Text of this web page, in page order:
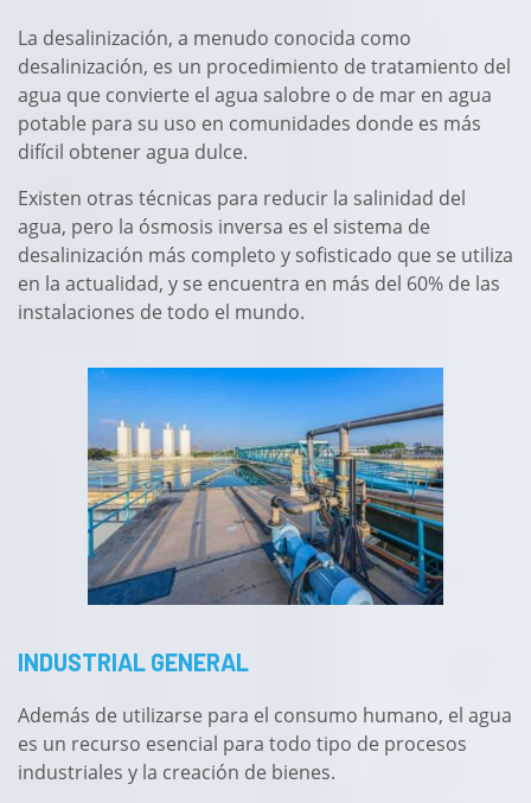
La desalinización, a menudo conocida como
desalinización, es un procedimiento de tratamiento del
agua que convierte el agua salobre o de mar en agua
potable para su uso en comunidades donde es más
difícil obtener agua dulce.
Existen otras técnicas para reducir la salinidad del
agua, pero la ósmosis inversa es el sistema de
desalinización más completo y sofisticado que se utiliza
en la actualidad, y se encuentra en más del 60% de las
instalaciones de todo el mundo.
INDUSTRIAL GENERAL
Además de utilizarse para el consumo humano, el agua
es un recurso esencial para todo tipo de procesos
industriales y la creación de bienes.